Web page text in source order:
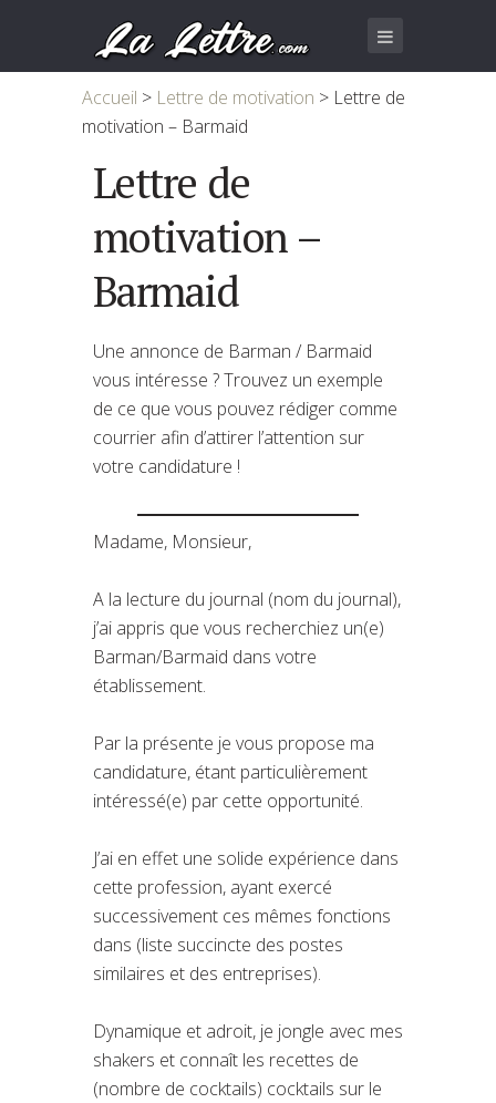
Accueil > Lettre de motivation > Lettre de
motivation – Barmaid
Lettre de
motivation –
Barmaid
Une annonce de Barman / Barmaid
vous intéresse ? Trouvez un exemple
de ce que vous pouvez rédiger comme
courrier afin d’attirer l’attention sur
votre candidature !
Madame, Monsieur,
A la lecture du journal (nom du journal),
j’ai appris que vous recherchiez un(e)
Barman/Barmaid dans votre
établissement.
Par la présente je vous propose ma
candidature, étant particulièrement
intéressé(e) par cette opportunité.
J’ai en effet une solide expérience dans
cette profession, ayant exercé
successivement ces mêmes fonctions
dans (liste succincte des postes
similaires et des entreprises).
Dynamique et adroit, je jongle avec mes
shakers et connaît les recettes de
(nombre de cocktails) cocktails sur le